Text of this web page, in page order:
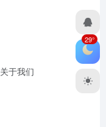
关于我们
29°